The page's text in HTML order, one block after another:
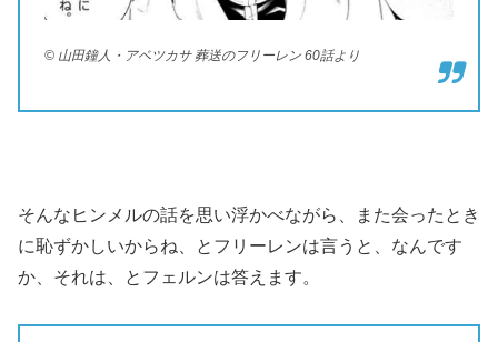
© 山田鐘人・アベツカサ 葬送のフリーレン 60話より
そんなヒンメルの話を思い浮かべながら、また会ったとき
に恥ずかしいからね、とフリーレンは言うと、なんです
か、それは、とフェルンは答えます。